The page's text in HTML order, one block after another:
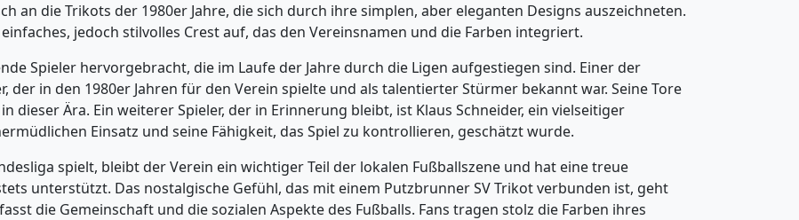
an die Trikots der 1980er Jahre, die sich durch ihre simplen, aber eleganten Designs auszeichneten.
jedoch stilvolles Crest auf, das den Vereinsnamen und die Farben integriert.
Spieler hervorgebracht, die im Laufe der Jahre durch die Ligen aufgestiegen sind. Einer der
der in den 1980er Jahren für den Verein spielte und als talentierter Stürmer bekannt war. Seine Tore
dieser Ära. Ein weiterer Spieler, der in Erinnerung bleibt, ist Klaus Schneider, ein vielseitiger
Einsatz und seine Fähigkeit, das Spiel zu kontrollieren, geschätzt wurde.
spielt, bleibt der Verein ein wichtiger Teil der lokalen Fußballszene und hat eine treue
unterstützt. Das nostalgische Gefühl, das mit einem Putzbrunner SV Trikot verbunden ist, geht
die Gemeinschaft und die sozialen Aspekte des Fußballs. Fans tragen stolz die Farben ihres